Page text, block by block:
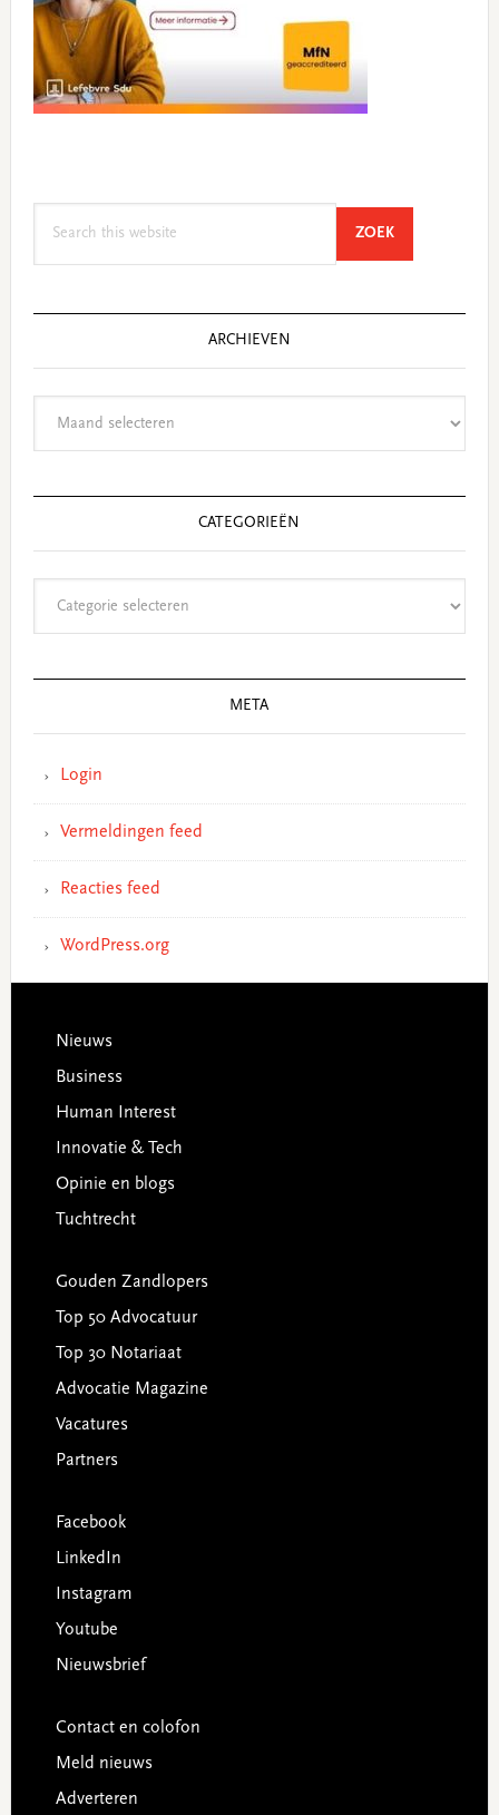
ZOEKSEARCH
ARCHIEVEN
CATEGORIEËN
META
Login
Vermeldingen feed
Reacties feed
WordPress.org
Footer
Nieuws
Business
Human Interest
Innovatie & Tech
Opinie en blogs
Tuchtrecht
Gouden Zandlopers
Top 50 Advocatuur
Top 30 Notariaat
Advocatie Magazine
Vacatures
Partners
Facebook
LinkedIn
Instagram
Youtube
Nieuwsbrief
Contact en colofon
Meld nieuws
Adverteren